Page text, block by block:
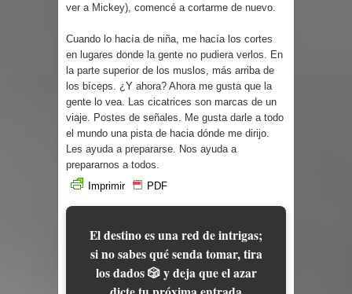
ver a Mickey), comencé a cortarme de nuevo.
Cuando lo hacía de niña, me hacía los cortes
en lugares donde la gente no pudiera verlos. En
la parte superior de los muslos, más arriba de
los bíceps. ¿Y ahora? Ahora me gusta que la
gente lo vea. Las cicatrices son marcas de un
viaje. Postes de señales. Me gusta darle a todo
el mundo una pista de hacia dónde me dirijo.
Les ayuda a prepararse. Nos ayuda a
prepararnos a todos.
Imprimir
PDF
El destino es una red de intrigas;
si no sabes qué senda tomar, tira
los dados 🎲 y deja que el azar